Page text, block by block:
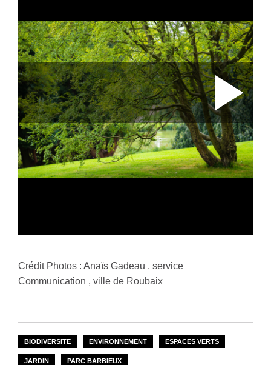
Crédit Photos : Anaïs Gadeau , service
Communication , ville de Roubaix
BIODIVERSITE ENVIRONNEMENT ESPACES VERTS
JARDIN PARC BARBIEUX